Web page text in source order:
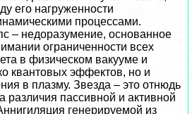
его нагруженности
процессами.
– недоразумение, основанное
ограниченности всех
в физическом вакууме и
квантовых эффектов, но и
в плазму. Звезда – это отнюдь
различия пассивной и активной
генерируемой из